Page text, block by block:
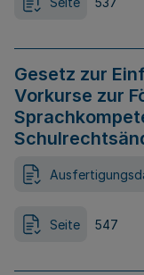
Gesetz zur
Vorkurse zur
Seite 547